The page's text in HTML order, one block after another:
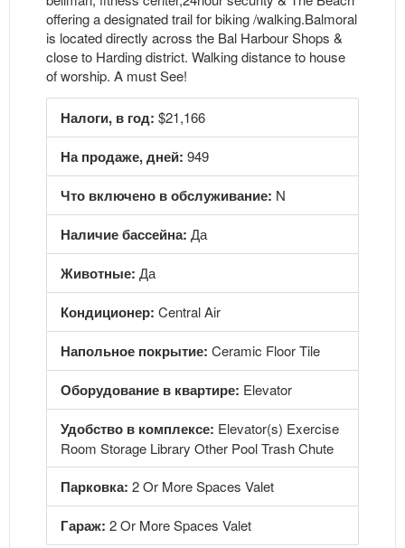
offering a designated trail for biking /walking.Balmoral
is located directly across the Bal Harbour Shops &
close to Harding district. Walking distance to house
of worship. A must See!
Налоги, в год: $21,166
На продаже, дней: 949
Что включено в обслуживание: N
Наличие бассейна: Да
Животные: Да
Кондиционер: Central Air
Напольное покрытие: Ceramic Floor Tile
Оборудование в квартире: Elevator
Удобство в комплексе: Elevator(s) Exercise
Room Storage Library Other Pool Trash Chute
Парковка: 2 Or More Spaces Valet
Гараж: 2 Or More Spaces Valet